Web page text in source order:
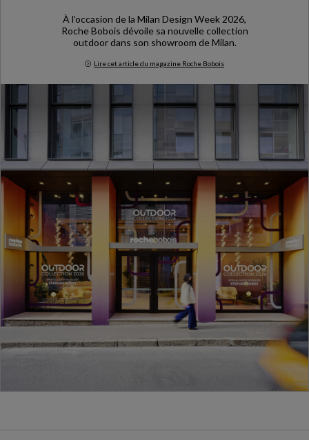
À l’occasion de la Milan Design Week 2026,
Roche Bobois dévoile sa nouvelle collection
outdoor dans son showroom de Milan.
Lire cet article du magazine Roche Bobois
Milan Design Week 2026